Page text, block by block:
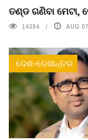
ତଣ୍ଡ ଗଣିବା ମେଟା,
14394 AUG
ଦେଶ-ଦେଶାନ୍ତର